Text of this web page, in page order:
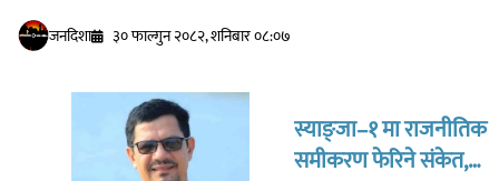
जनदिशा ३० फाल्गुन २०८२, शनिबार ०८:०७
स्याङ्जा–१ मा राजनीतिक
समीकरण फेरिने संकेत,